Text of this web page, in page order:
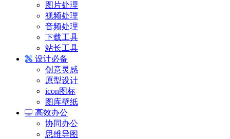
图片处理
视频处理
音频处理
下载工具
站长工具
设计必备
创意灵感
原型设计
icon图标
图库壁纸
高效办公
协同办公
思维导图